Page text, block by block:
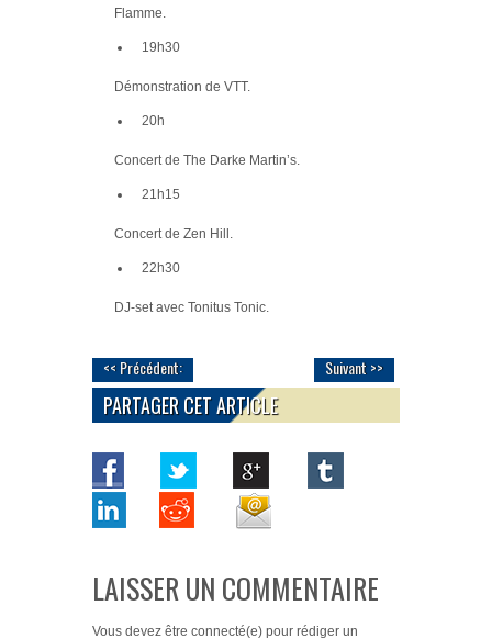
Flamme.
19h30
Démonstration de VTT.
20h
Concert de The Darke Martin’s.
21h15
Concert de Zen Hill .
22h30
DJ-set avec Tonitus Tonic.
<< Précédent: Suivant >>
PARTAGER CET ARTICLE
LAISSER UN COMMENTAIRE
Vous devez être connecté(e) pour rédiger un